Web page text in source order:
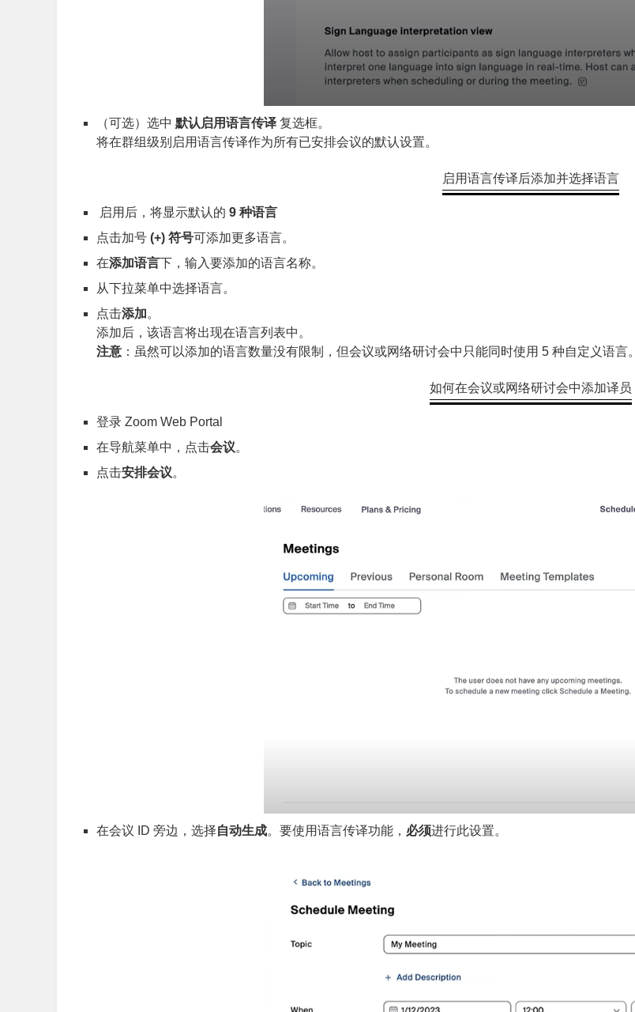
（可选）选中 默认启用语言传译 复选框。
将在群组级别启用语言传译作为所有已安排会议的默认设置。
启用语言传译后添加并选择语言
启用后，将显示默认的 9 种语言
点击加号 (+) 符号可添加更多语言。
在添加语言 下，输入要添加的语言名称。
从下拉菜单中选择语言。
点击添加。
添加后，该语言将出现在语言列表中。
注意 ：虽然可以添加的语言数量没有限制，但会议或网络研讨会中只能同时使用 5 种自定义语言。
如何在会议或网络研讨会中添加译员
登录 Zoom Web Portal
在导航菜单中，点击会议。
点击安排会议。
在会议 ID 旁边，选择自动生成。要使用语言传译功能， 必须进行此设置。